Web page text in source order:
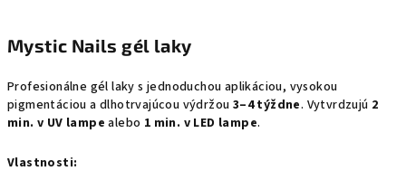
Mystic Nails gél laky
Profesionálne gél laky s jednoduchou aplikáciou, vysokou
pigmentáciou a dlhotrvajúcou výdržou 3–4 týždne. Vytvrdzujú 2
min. v UV lampe alebo 1 min. v LED lampe.
Vlastnosti: